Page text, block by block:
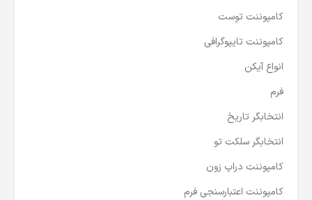
کامپوننت توست
کامپوننت تایپوگرافی
انواع آیکن
فرم
انتخابگر تاریخ
انتخابگر سلکت تو
کامپوننت دراپ زون
کامپوننت اعتبارسنجی فرم